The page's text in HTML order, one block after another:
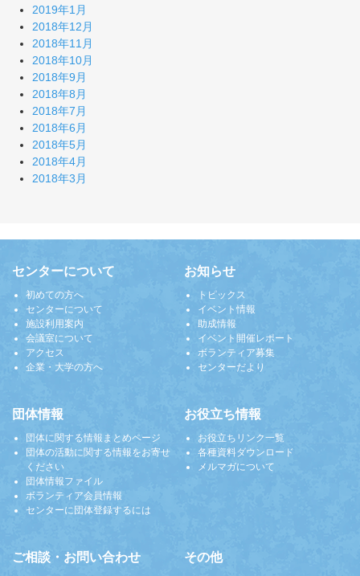
2019年1月
2018年12月
2018年11月
2018年10月
2018年9月
2018年8月
2018年7月
2018年6月
2018年5月
2018年4月
2018年3月
センターについて
初めての方へ
センターについて
施設利用案内
会議室について
アクセス
企業・大学の方へ
お知らせ
トピックス
イベント情報
助成情報
イベント開催レポート
ボランティア募集
センターだより
団体情報
団体に関する情報まとめページ
団体の活動に関する情報をお寄せ
ください
団体情報ファイル
ボランティア会員情報
センターに団体登録するには
お役立ち情報
お役立ちリンク一覧
各種資料ダウンロード
メルマガについて
ご相談・お問い合わせ その他